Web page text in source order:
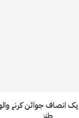
جوائن کرنے